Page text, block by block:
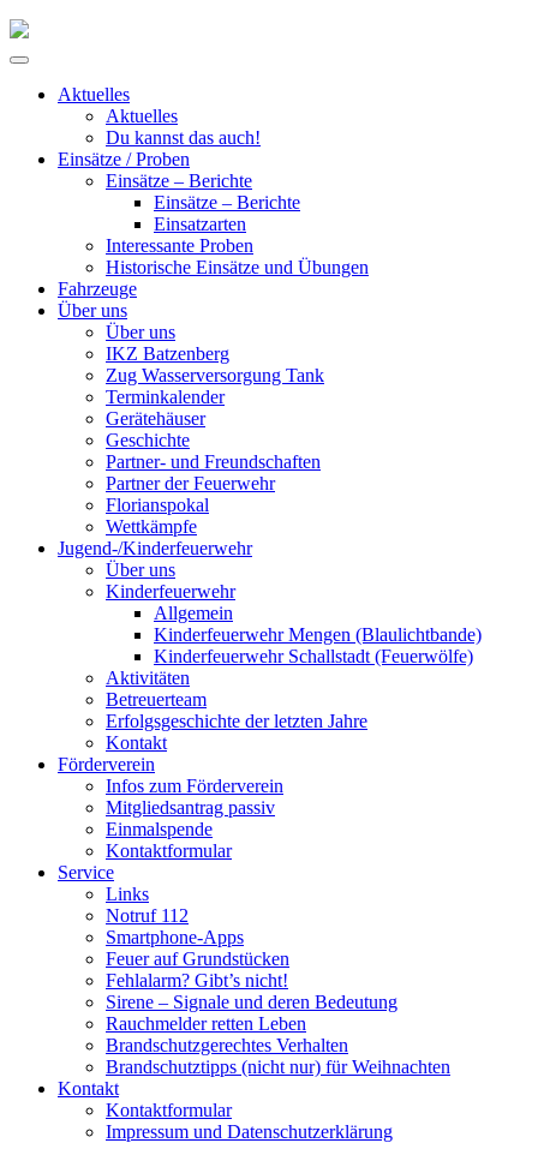
Skip
Primary
Aktuelles
Aktuelles
Du kannst das auch!
Einsätze / Proben
Einsätze – Berichte
Einsätze – Berichte
Einsatzarten
Interessante Proben
Historische Einsätze und Übungen
Fahrzeuge
Über uns
Über uns
IKZ Batzenberg
Zug Wasserversorgung Tank
Terminkalender
Gerätehäuser
Geschichte
Partner- und Freundschaften
Partner der Feuerwehr
Florianspokal
Wettkämpfe
Jugend-/Kinderfeuerwehr
Über uns
Kinderfeuerwehr
Allgemein
Kinderfeuerwehr Mengen (Blaulichtbande)
Kinderfeuerwehr Schallstadt (Feuerwölfe)
Aktivitäten
Betreuerteam
Erfolgsgeschichte der letzten Jahre
Kontakt
Förderverein
Infos zum Förderverein
Mitgliedsantrag passiv
Einmalspende
Kontaktformular
Service
Links
Notruf 112
Smartphone-Apps
Feuer auf Grundstücken
Fehlalarm? Gibt’s nicht!
Sirene – Signale und deren Bedeutung
Rauchmelder retten Leben
Brandschutzgerechtes Verhalten
Brandschutztipps (nicht nur) für Weihnachten
Kontakt
Kontaktformular
Impressum und Datenschutzerklärung